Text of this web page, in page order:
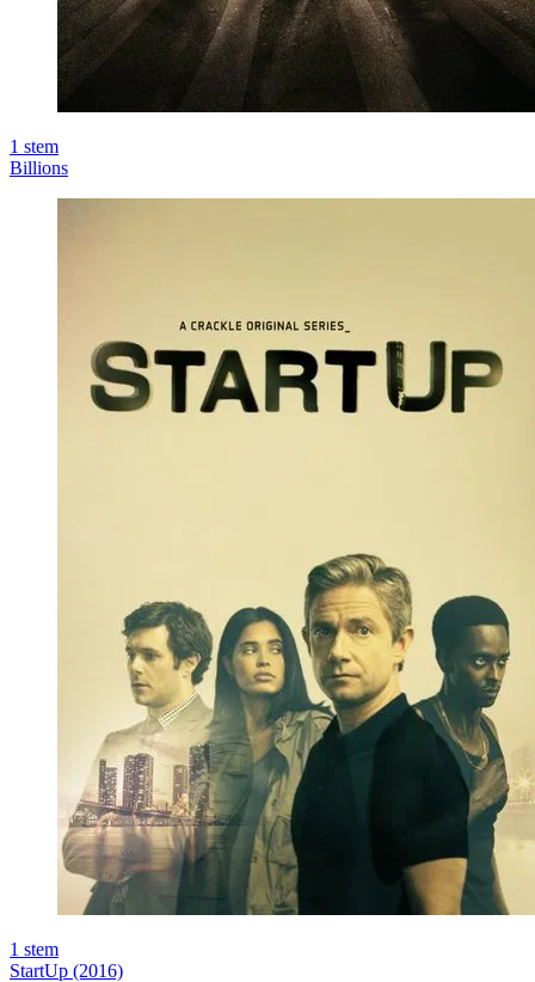
1 stem
Billions
1 stem
StartUp (2016)